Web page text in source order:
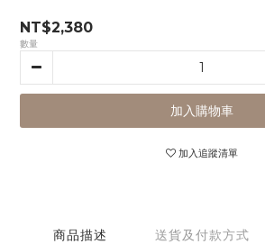
NT$2,380
數量
加入購物車
加入追蹤清單
商品描述 送貨及付款方式